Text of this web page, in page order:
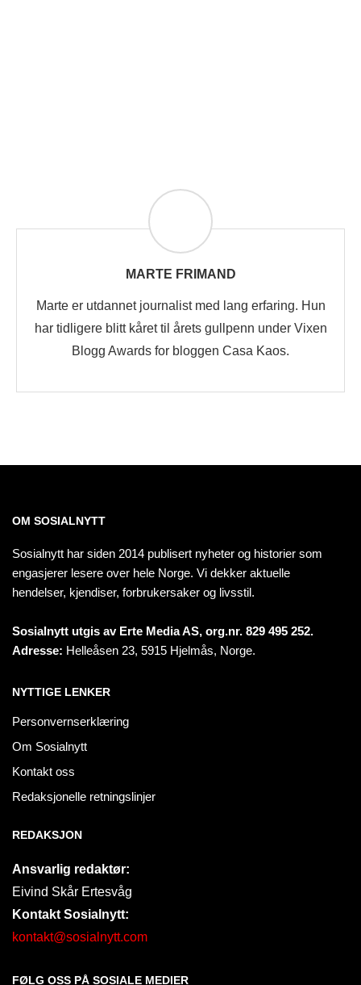
MARTE FRIMAND
Marte er utdannet journalist med lang erfaring. Hun
har tidligere blitt kåret til årets gullpenn under Vixen
Blogg Awards for bloggen Casa Kaos.
OM SOSIALNYTT
Sosialnytt har siden 2014 publisert nyheter og historier som
engasjerer lesere over hele Norge. Vi dekker aktuelle
hendelser, kjendiser, forbrukersaker og livsstil.
Sosialnytt utgis av Erte Media AS, org.nr. 829 495 252.
Adresse: Helleåsen 23, 5915 Hjelmås, Norge.
NYTTIGE LENKER
Personvernserklæring
Om Sosialnytt
Kontakt oss
Redaksjonelle retningslinjer
REDAKSJON
Ansvarlig redaktør:
Eivind Skår Ertesvåg
Kontakt Sosialnytt:
kontakt@sosialnytt.com
FØLG OSS PÅ SOSIALE MEDIER​